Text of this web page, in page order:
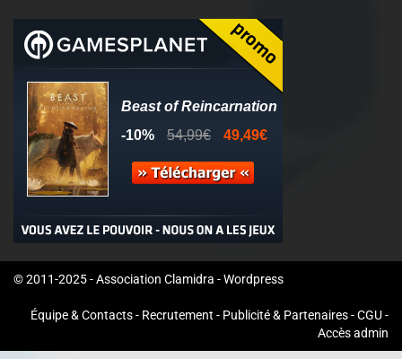
© 2011-2025 - Association Clamidra -Wordpress
Équipe & Contacts- Recrutement - Publicité & Partenaires-CGU-
Accès admin